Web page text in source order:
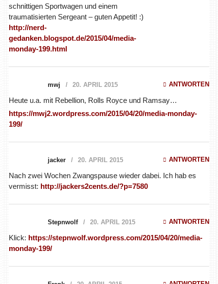
schnittigen Sportwagen und einem
traumatisierten Sergeant – guten Appetit! :)
http://nerd-
gedanken.blogspot.de/2015/04/media-
monday-199.html
mwj 20. APRIL 2015 ANTWORTEN
Heute u.a. mit Rebellion, Rolls Royce und Ramsay…
https://mwj2.wordpress.com/2015/04/20/media-monday-
199/
jacker 20. APRIL 2015 ANTWORTEN
Nach zwei Wochen Zwangspause wieder dabei. Ich hab es
vermisst: http://jackers2cents.de/?p=7580
Stepnwolf 20. APRIL 2015 ANTWORTEN
Klick: https://stepnwolf.wordpress.com/2015/04/20/media-
monday-199/